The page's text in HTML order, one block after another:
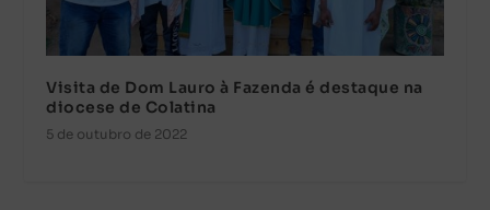
Visita de Dom Lauro à Fazenda é destaque na
diocese de Colatina
5 de outubro de 2022